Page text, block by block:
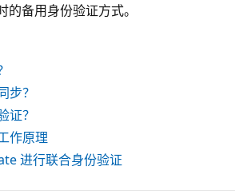
的备用身份验证方式。
步？
证？
作原理
进行联合身份验证